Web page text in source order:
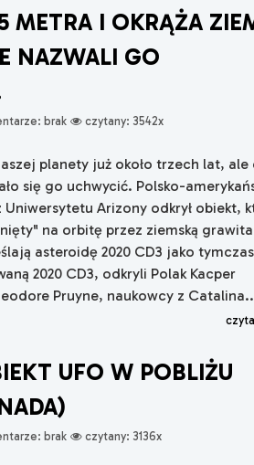
METRA I OKRĄŻA
NAZWALI GO
brak czytany: 3542x
planety już około trzech lat,
się go uchwycić. Polsko-
Uniwersytetu Arizony odkrył obiekt,
na orbitę przez ziemską
asteroidę 2020 CD3 jako
2020 CD3, odkryli Polak Kacper
Pruyne, naukowcy z
UFO W POBLIŻU
brak czytany: 3136x